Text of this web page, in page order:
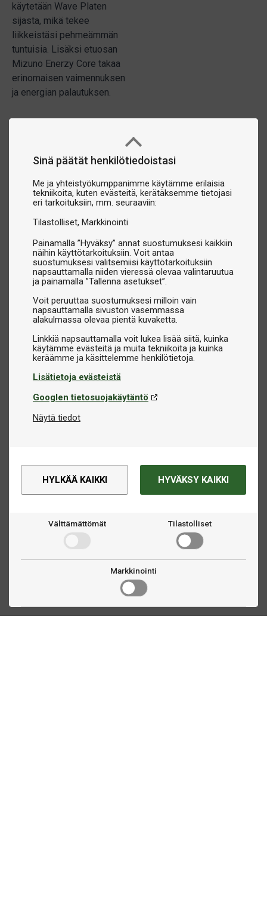
Sinä päätät henkilötiedoistasi
Me ja yhteistyökumppanimme käytämme erilaisia
tekniikoita, kuten evästeitä, kerätäksemme tietojasi
eri tarkoituksiin, mm. seuraaviin:
Tilastolliset Markkinointi
Painamalla ”Hyväksy” annat suostumuksesi kaikkiin
näihin käyttötarkoituksiin. Voit antaa
suostumuksesi valitsemiisi käyttötarkoituksiin
napsauttamalla niiden vieressä olevaa valintaruutua
ja painamalla ”Tallenna asetukset”.
Voit peruuttaa suostumuksesi milloin vain
napsauttamalla sivuston vasemmassa
alakulmassa olevaa pientä kuvaketta.
Linkkiä napsauttamalla voit lukea lisää siitä, kuinka
käytämme evästeitä ja muita tekniikoita ja kuinka
Lisätietoja evästeistä
Googlen tietosuojakäytäntö
Näytä tiedot
HYLKÄÄ KAIKKI HYVÄKSY KAIKKI
Välttämättömät Tilastolliset
Markkinointi
käytetään Wave Platen
sijasta, mikä tekee
liikkeistäsi pehmeämmän
tuntuisia. Lisäksi etuosan
Mizuno Enerzy Core takaa
erinomaisen vaimennuksen
ja energian palautuksen.